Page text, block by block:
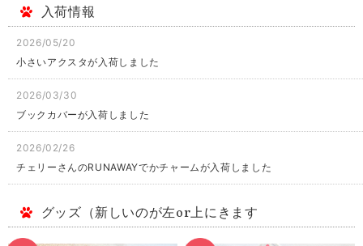
入荷情報
2026/05/20
小さいアクスタが入荷しました
2026/03/30
ブックカバーが入荷しました
2026/02/26
チェリーさんのRUNAWAYでかチャームが入荷しました
グッズ（新しいのが左or上にきます